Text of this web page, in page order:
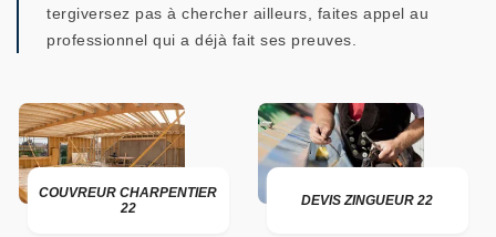
tergiversez pas à chercher ailleurs, faites appel au
professionnel qui a déjà fait ses preuves.
COUVREUR CHARPENTIER
22
DEVIS ZINGUEUR 22